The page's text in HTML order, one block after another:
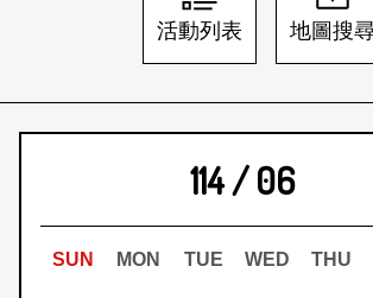
活動列表 地圖搜
114 / 06
SUN MON TUE WED THU